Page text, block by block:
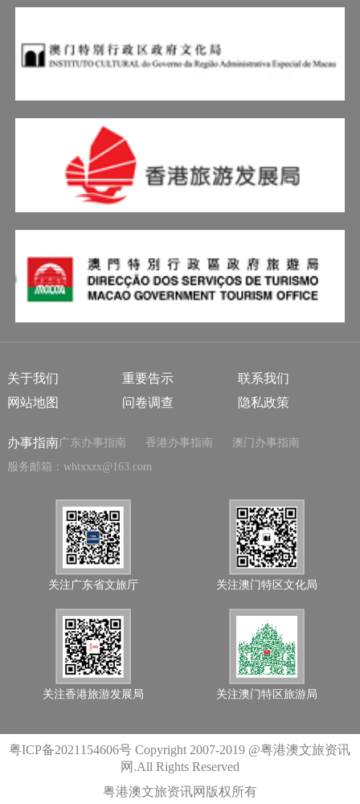
关于我们 重要告示
联系我们
网站地图
问卷调查 隐私政策
办事指南广东办事指南 香港办事指南
澳门办事指南
服务邮箱：whtxxzx@163.com
关注广东省文旅厅 关注澳门特区文化局
关注香港旅游发展局 关注澳门特区旅游局
粤ICP备2021154606号 Copyright 2007-2019 @粤港澳文旅资讯
网.All Rights Reserved
粤港澳文旅资讯网版权所有